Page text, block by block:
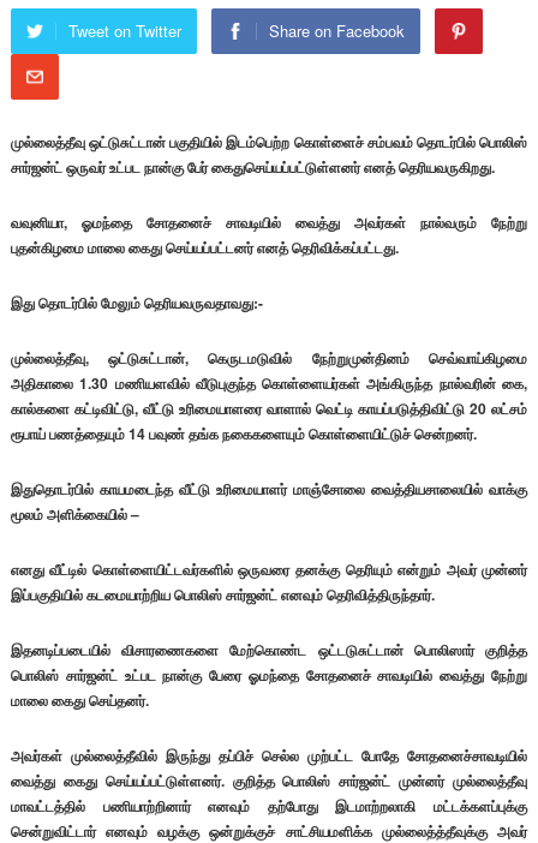
Tweet on Twitter Share on Facebook
முல்லைத்தீவு ஒட்டுசுட்டான் பகுதியில் இடம்பெற்ற கொள்ளைச் சம்பவம் தொடர்பில் பொலிஸ்
சார்ஜன்ட் ஒருவர் உட்பட நான்கு பேர் கைதுசெய்யப்பட்டுள்ளனர் எனத் தெரியவருகிறது.
வவுனியா, ஓமந்தை சோதனைச் சாவடியில் வைத்து அவர்கள் நால்வரும் நேற்று
புதன்கிழமை மாலை கைது செய்யப்பட்டனர் எனத் தெரிவிக்கப்பட்டது.
இது தொடர்பில் மேலும் தெரியவருவதாவது:-
முல்லைத்தீவு, ஒட்டுசுட்டான், கெருடமடுவில் நேற்றுமுன்தினம் செவ்வாய்கிழமை
அதிகாலை 1.30 மணியளவில் வீடுபுகுந்த கொள்ளையர்கள் அங்கிருந்த நால்வரின் கை,
கால்களை கட்டிவிட்டு, வீட்டு உரிமையாளரை வாளால் வெட்டி காயப்படுத்திவிட்டு 20 லட்சம்
ரூபாய் பணத்தையும் 14 பவுண் தங்க நகைகளையும் கொள்ளையிட்டுச் சென்றனர்.
இதுதொடர்பில் காயமடைந்த வீட்டு உரிமையாளர் மாஞ்சோலை வைத்தியசாலையில் வாக்கு
மூலம் அளிக்கையில் –
எனது வீட்டில் கொள்ளையிட்டவர்களில் ஒருவரை தனக்கு தெரியும் என்றும் அவர் முன்னர்
இப்பகுதியில் கடமையாற்றிய பொலிஸ் சார்ஜன்ட் எனவும் தெரிவித்திருந்தார்.
இதனடிப்படையில் விசாரணைகளை மேற்கொண்ட ஒட்டடுசுட்டான் பொலிஸார் குறித்த
பொலிஸ் சார்ஜன்ட் உட்பட நான்கு பேரை ஓமந்தை சோதனைச் சாவடியில் வைத்து நேற்று
மாலை கைது செய்தனர்.
அவர்கள் முல்லைத்தீவில் இருந்து தப்பிச் செல்ல முற்பட்ட போதே சோதனைச்சாவடியில்
வைத்து கைது செய்யப்பட்டுள்ளனர். குறித்த பொலிஸ் சார்ஜன்ட் முன்னர் முல்லைத்தீவு
மாவட்டத்தில் பணியாற்றினார் எனவும் தற்போது இடமாற்றலாகி மட்டக்களப்புக்கு
சென்றுவிட்டார் எனவும் வழக்கு ஒன்றுக்குச் சாட்சியமளிக்க முல்லைத்த்தீவுக்கு அவர்